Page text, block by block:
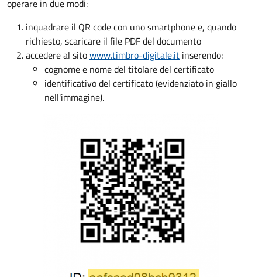
operare in due modi:
inquadrare il QR code con uno smartphone e, quando
richiesto, scaricare il file PDF del documento
accedere al sitowww.timbro-digitale.it inserendo:
cognome e nome del titolare del certificato
identificativo del certificato (evidenziato in giallo
nell'immagine).